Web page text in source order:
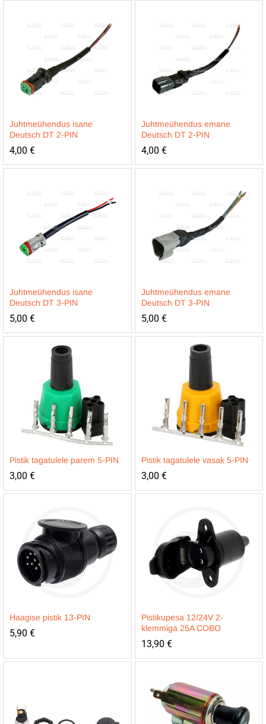
Juhtmeühendus isane
Deutsch DT 2-PIN
4,00 €
Juhtmeühendus emane
Deutsch DT 2-PIN
4,00 €
Juhtmeühendus isane
Deutsch DT 3-PIN
5,00 €
Juhtmeühendus emane
Deutsch DT 3-PIN
5,00 €
Pistik tagatulele parem 5-PIN
3,00 €
Pistik tagatulele vasak 5-PIN
3,00 €
Haagise pistik 13-PIN
5,90 €
Pistikupesa 12/24V 2-
klemmiga 25A COBO
13,90 €